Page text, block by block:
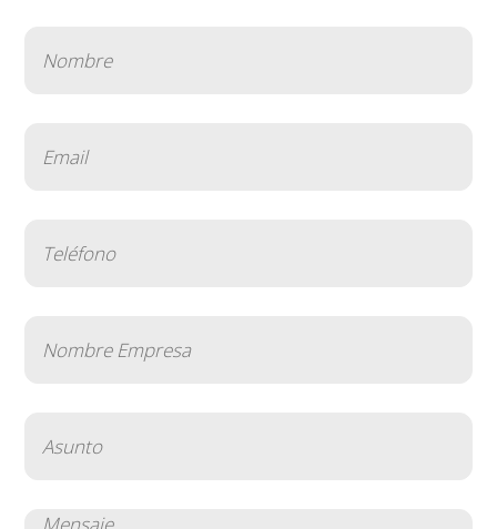
(Obligatorio)
(Obligatorio)
(Obligatorio)
Empresa
(Obligatorio)
Mensaje